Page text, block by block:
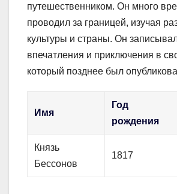
путешественником. Он много
проводил за границей, изучая
культуры и страны. Он
впечатления и приключения в
который позднее был
Имя
Год
рождения
Князь
Бессонов
1817